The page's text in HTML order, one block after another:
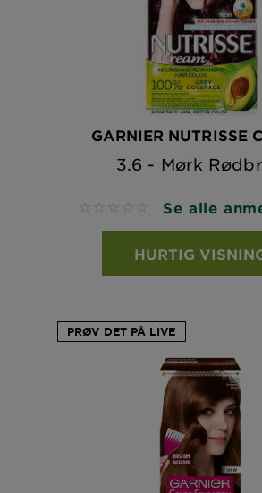
GARNIER NUTRISSE
3.6 - Mørk
No reviews Se alle
HURTIG
PRØV DET PÅ LIVE